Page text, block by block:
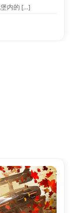
内的 […]